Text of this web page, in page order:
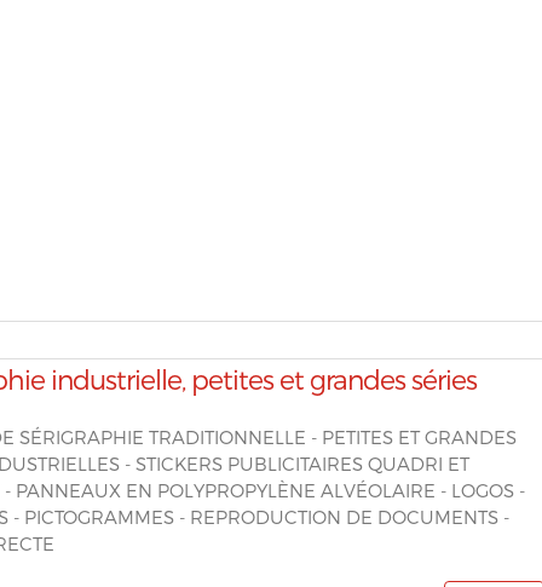
industrielle, petites et grandes séries
SÉRIGRAPHIE TRADITIONNELLE - PETITES ET GRANDES
- STICKERS PUBLICITAIRES QUADRI ET
- PANNEAUX EN POLYPROPYLÈNE ALVÉOLAIRE - LOGOS -
- PICTOGRAMMES - REPRODUCTION DE DOCUMENTS -